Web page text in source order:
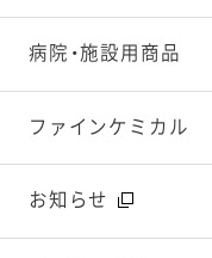
レシピ動画
今日のレシピギ
深谷テラス ヤ
おたのしみコン
広告ギャラリー
お客様の声を活
キユーピーウエ
病院・施設用商品
ファインケミカル
お知らせ